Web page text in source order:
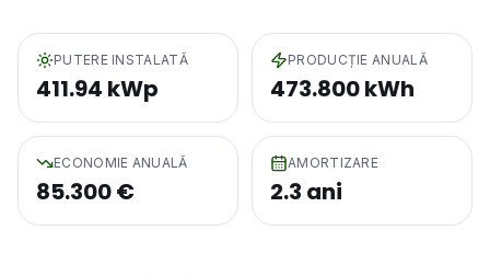
PUTERE INSTALATĂ
411.94 kWp
PRODUCȚIE ANUALĂ
473.800 kWh
ECONOMIE ANUALĂ
85.300 €
AMORTIZARE
2.3 ani